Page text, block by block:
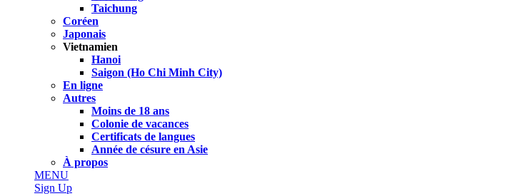
Taichung
Coréen
Japonais
Vietnamien
Hanoi
Saigon (Ho Chi Minh City)
En ligne
Autres
Moins de 18 ans
Colonie de vacances
Certificats de langues
Année de césure en Asie
À propos
MENU
Sign Up